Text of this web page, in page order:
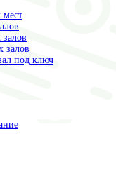
мест
залов
под ключ